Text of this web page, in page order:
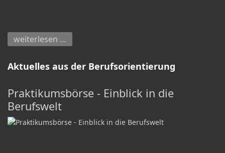
weiterlesen …
Aktuelles aus der Berufsorientierung
Praktikumsbörse - Einblick in die
Berufswelt